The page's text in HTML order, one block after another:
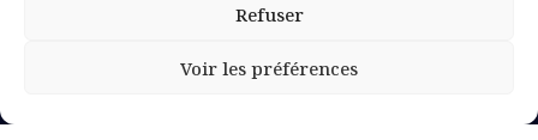
Refuser
Voir les préférences